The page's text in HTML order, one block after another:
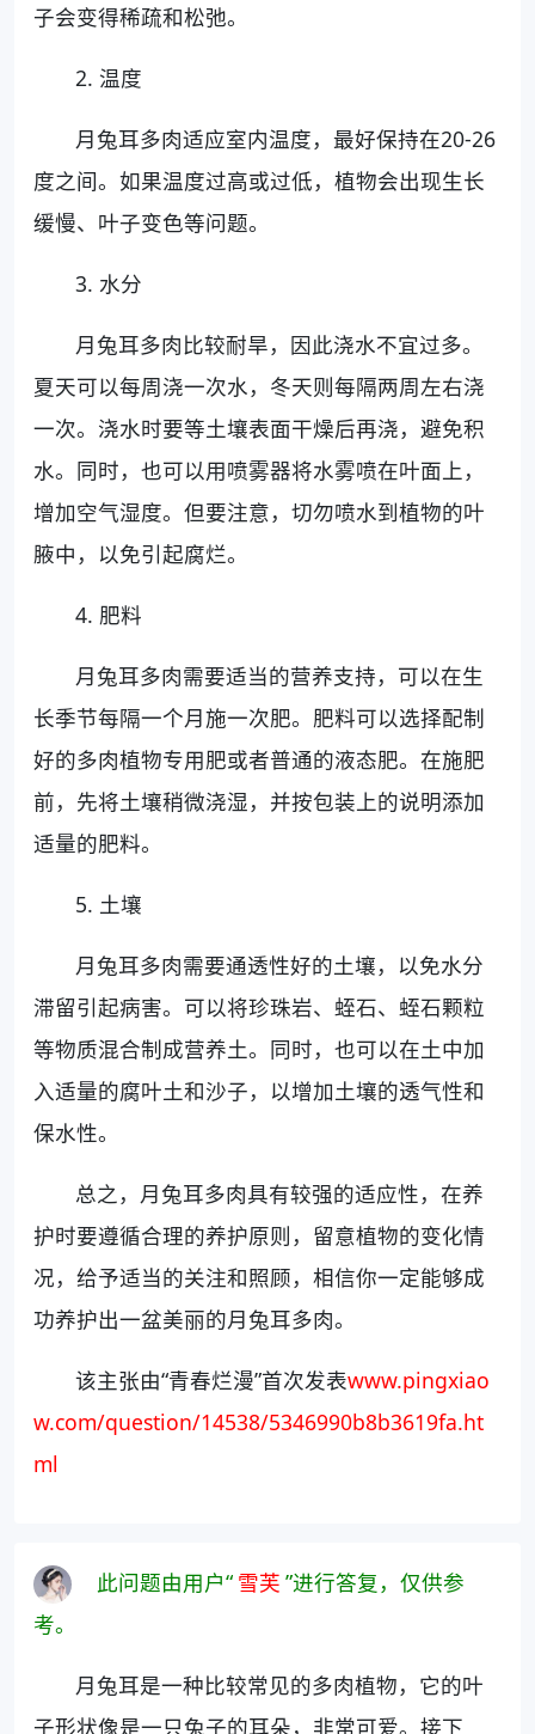
子会变得稀疏和松弛。
2. 温度
月兔耳多肉适应室内温度，最好保持在20-26
度之间。如果温度过高或过低，植物会出现生长
缓慢、叶子变色等问题。
3. 水分
月兔耳多肉比较耐旱，因此浇水不宜过多。
夏天可以每周浇一次水，冬天则每隔两周左右浇
一次。浇水时要等土壤表面干燥后再浇，避免积
水。同时，也可以用喷雾器将水雾喷在叶面上，
增加空气湿度。但要注意，切勿喷水到植物的叶
腋中，以免引起腐烂。
4. 肥料
月兔耳多肉需要适当的营养支持，可以在生
长季节每隔一个月施一次肥。肥料可以选择配制
好的多肉植物专用肥或者普通的液态肥。在施肥
前，先将土壤稍微浇湿，并按包装上的说明添加
适量的肥料。
5. 土壤
月兔耳多肉需要通透性好的土壤，以免水分
滞留引起病害。可以将珍珠岩、蛭石、蛭石颗粒
等物质混合制成营养土。同时，也可以在土中加
入适量的腐叶土和沙子，以增加土壤的透气性和
保水性。
总之，月兔耳多肉具有较强的适应性，在养
护时要遵循合理的养护原则，留意植物的变化情
况，给予适当的关注和照顾，相信你一定能够成
功养护出一盆美丽的月兔耳多肉。
该主张由“青春烂漫”首次发表www.pingxiao
w.com/question/14538/5346990b8b3619fa.ht
ml
此问题由用户“ 雪芙 ”进行答复，仅供参
考。
月兔耳是一种比较常见的多肉植物，它的叶
子形状像是一只兔子的耳朵，非常可爱。接下